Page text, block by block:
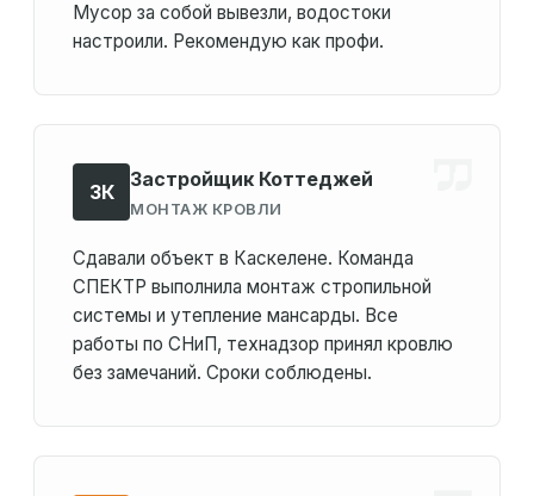
Мусор за собой вывезли, водостоки
настроили. Рекомендую как профи.
ЗК
Застройщик Коттеджей
МОНТАЖ КРОВЛИ
Сдавали объект в Каскелене. Команда
СПЕКТР выполнила монтаж стропильной
системы и утепление мансарды. Все
работы по СНиП, технадзор принял кровлю
без замечаний. Сроки соблюдены.